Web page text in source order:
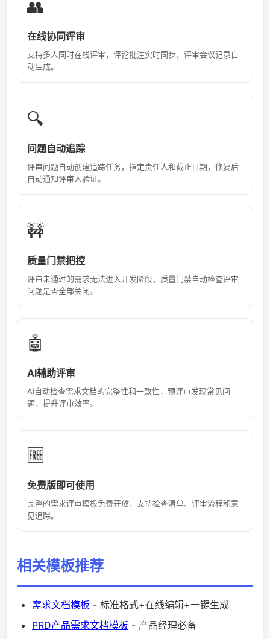
👥
在线协同评审
支持多人同时在线评审，评论批注实时同步，评审会议记录自
动生成。
🔍
问题自动追踪
评审问题自动创建追踪任务，指定责任人和截止日期，修复后
自动通知评审人验证。
🚧
质量门禁把控
评审未通过的需求无法进入开发阶段，质量门禁自动检查评审
问题是否全部关闭。
🤖
AI辅助评审
AI自动检查需求文档的完整性和一致性，预评审发现常见问
题，提升评审效率。
🆓
免费版即可使用
完整的需求评审模板免费开放，支持检查清单、评审流程和意
见追踪。
相关模板推荐
需求文档模板 - 标准格式+在线编辑+一键生成
PRD产品需求文档模板 - 产品经理必备